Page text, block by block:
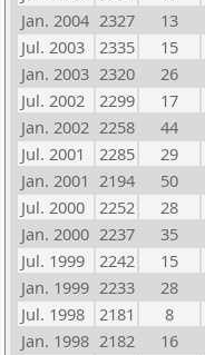
Jan. 2004 2327 13
Jul. 2003
2335 15
Jan. 2003 2320 26
Jul. 2002
2299 17
Jan. 2002 2258 44
Jul. 2001
2285 29
Jan. 2001 2194 50
Jul. 2000
2252 28
Jan. 2000 2237 35
Jul. 1999
2242 15
Jan. 1999 2233 28
Jul. 1998
2181 8
Jan. 1998 2182 16